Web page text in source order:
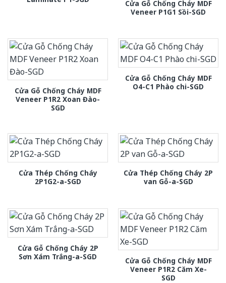
Cửa Gỗ Chống Cháy MDF
Veneer P1G1 Sồi-SGD
Cửa Gỗ Chống Cháy MDF
Veneer P1R2 Xoan Đào-
SGD
Cửa Gỗ Chống Cháy MDF
O4-C1 Phào chi-SGD
Cửa Thép Chống Cháy
2P1G2-a-SGD
Cửa Thép Chống Cháy 2P
van Gỗ-a-SGD
Cửa Gỗ Chống Cháy 2P
Sơn Xám Trắng-a-SGD
Cửa Gỗ Chống Cháy MDF
Veneer P1R2 Căm Xe-
SGD